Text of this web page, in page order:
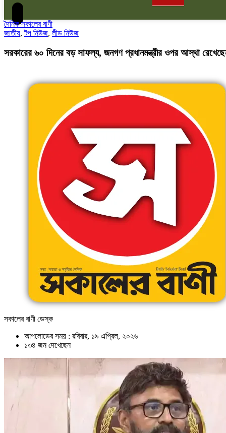
দৈনিক সকালের বাণী
জাতীয়,টপ নিউজ, লীড নিউজ
সরকারের ৬০ দিনের বড় সাফল্য, জনগণ প্রধানমন্ত্রীর ওপর আস্থা
সকালের বাণী ডেস্ক
আপলোডের সময় : রবিবার, ১৯ এপ্রিল, ২০২৬
১৩৪ জন দেখেছেন